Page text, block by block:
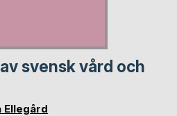
svensk vård och
Ellegård